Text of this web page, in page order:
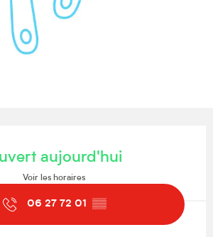
aujourd'hui
Voir les horaires
06 27 72 01 ▒▒